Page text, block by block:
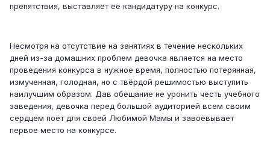
препятствия, выставляет её кандидатуру на конкурс.
Несмотря на отсутствие на занятиях в течение нескольких
дней из-за домашних проблем девочка является на место
проведения конкурса в нужное время, полностью потерянная,
измученная, голодная, но с твёрдой решимостью выступить
наилучшим образом. Дав обещание не уронить честь учебного
заведения, девочка перед большой аудиторией всем своим
сердцем поёт для своей Любимой Мамы и завоёвывает
первое место на конкурсе.